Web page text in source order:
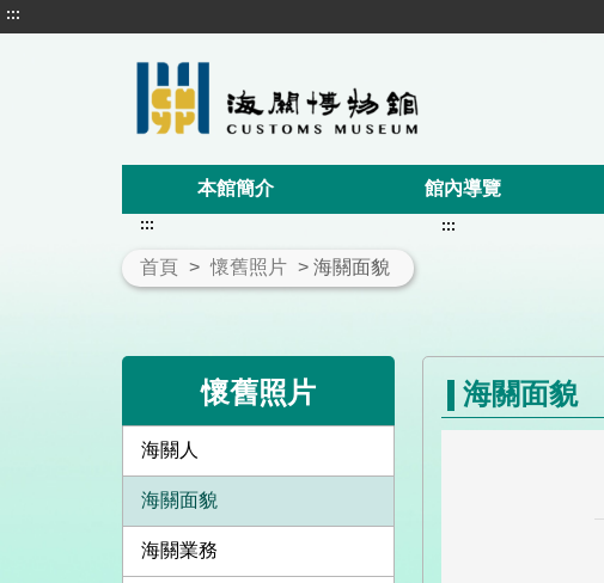
:::
本館簡介 館內導覽
首頁 > 懷舊照片 > 海關面貌
:::
懷舊照片
海關人
海關面貌
海關業務
:::
海關面貌